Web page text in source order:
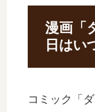
漫画「
日はい
コミック「